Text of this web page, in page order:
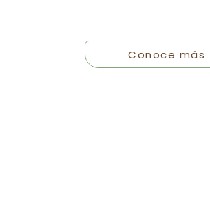
Conoce más